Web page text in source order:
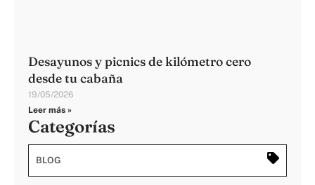
Desayunos y picnics de kilómetro cero
desde tu cabaña
19/05/2026
Leer más »
Categorías
BLOG